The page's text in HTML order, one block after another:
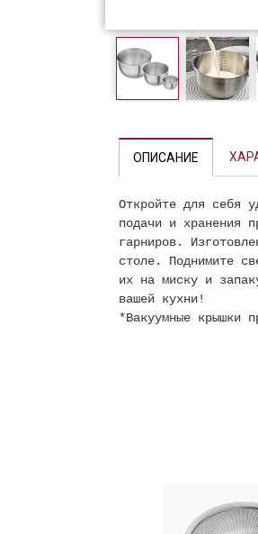
ОПИСАНИЕ
Откройте для себя
подачи и хранения
гарниров.
столе. Поднимите
их на миску и
вашей кухни!
*Вакуумные крышки